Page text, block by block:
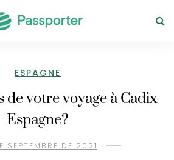
ESPAGNE
de votre voyage à Cadix
Espagne?
SEPTEMBRE DE 2021